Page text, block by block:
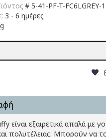
# 5-41-PF-T-FC6LGREY-
3 - 6 ημέρες
είναι εξαιρετικά απαλά
πολυτέλειας. Μπορούν να